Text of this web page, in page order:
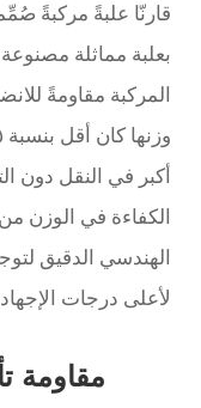
قارنّا علبةً مركبةً
بعلبة مماثلة
أكبر في النقل دون
الكفاءة في الوزن
الهندسي الدقيق
لأعلى درجات
مقاومة